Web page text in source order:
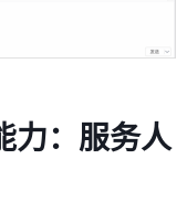
力：服务人